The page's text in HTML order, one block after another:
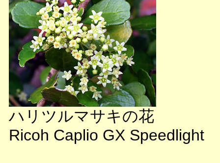
ハリツルマサキの花
Ricoh Caplio GX Speedlight